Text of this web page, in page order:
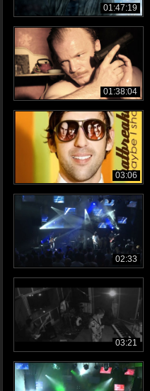
01:47:19
01:38:04
03:06
02:33
03:21